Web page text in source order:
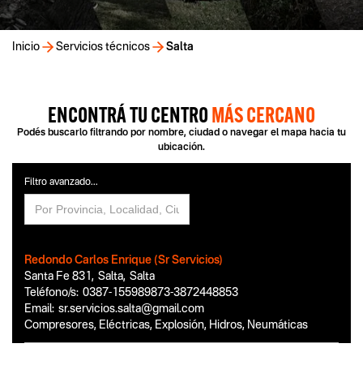
Inicio Servicios técnicos Salta
ENCONTRÁ TU CENTROMÁS CERCANO
Podés buscarlo filtrando por nombre, ciudad o navegar el mapa hacia tu
ubicación.
Filtro avanzado...
Redondo Carlos Enrique (Sr Servicios)
Santa Fe 831 , Salta, Salta
Teléfono/s: 0387-155989873-3872448853
Email: sr.servicios.salta@gmail.com
Compresores, Eléctricas, Explosión, Hidros, Neumáticas